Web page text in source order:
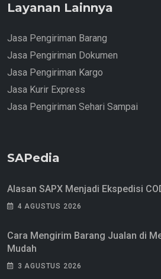
Layanan Lainnya
Jasa Pengiriman Barang
Jasa Pengiriman Dokumen
Jasa Pengiriman Kargo
Jasa Kurir Express
Jasa Pengiriman Sehari Sampai
SAPedia
Alasan SAPX Menjadi Ekspedisi
4 AGUSTUS 2026
Cara Mengirim Barang Jualan di
Mudah
3 AGUSTUS 2026